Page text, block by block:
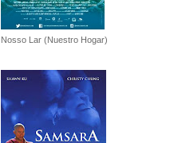
Nosso Lar (Nuestro Hogar)